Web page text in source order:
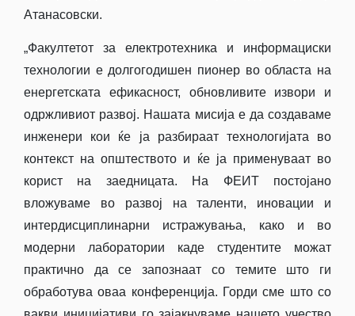
Атанасовски.
„Факултетот за електротехника и информациски
технологии е долгогодишен пионер во областа на
енергетската ефикасност, обновливите извори и
одржливиот развој. Нашата мисија е да создаваме
инженери кои ќе ја разбираат технологијата во
контекст на општеството и ќе ја применуваат во
корист на заедницата. На ФЕИТ постојано
вложуваме во развој на таленти, иновации и
интердисциплинарни истражувања, како и во
модерни лаборатории каде студентите можат
практично да се запознаат со темите што ги
обработува оваа конференција. Горди сме што со